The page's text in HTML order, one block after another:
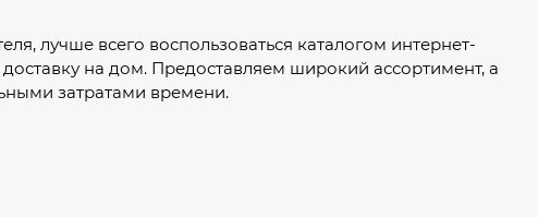
лучше всего воспользоваться каталогом интернет-
на дом. Предоставляем широкий ассортимент, а
затратами времени.